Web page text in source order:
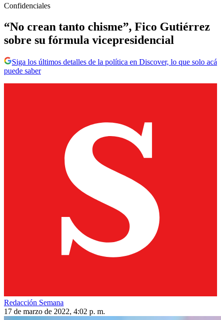
Confidenciales
“No crean tanto chisme”, Fico Gutiérrez
sobre su fórmula vicepresidencial
Siga los últimos detalles de la política en Discover, lo que solo acá
puede saber
Redacción Semana
17 de marzo de 2022, 4:02 p. m.